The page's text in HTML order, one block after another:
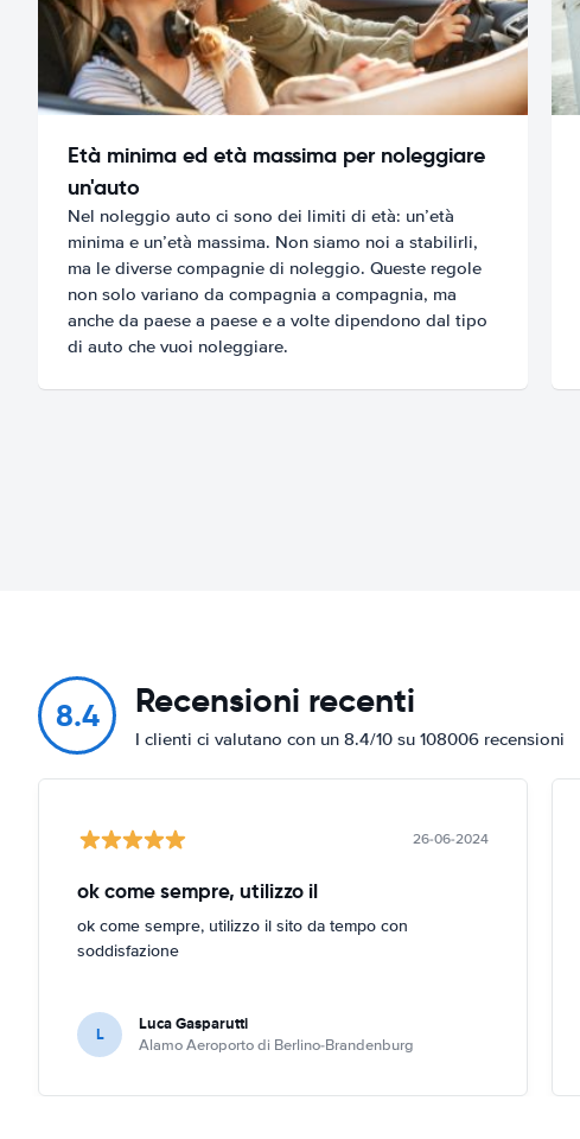
Età minima ed età massima per noleggiare
un'auto
Nel noleggio auto ci sono dei limiti di età: un’età
minima e un’età massima. Non siamo noi a stabilirli,
ma le diverse compagnie di noleggio. Queste regole
non solo variano da compagnia a compagnia, ma
anche da paese a paese e a volte dipendono dal tipo
di auto che vuoi noleggiare.
8.4 Recensioni recenti
I clienti ci valutano con un 8.4/10 su 108006 recensioni
26-06-2024
ok come sempre, utilizzo il
ok come sempre, utilizzo il sito da tempo con
soddisfazione
L Luca Gasparutti
Alamo Aeroporto di Berlino-Brandenburg